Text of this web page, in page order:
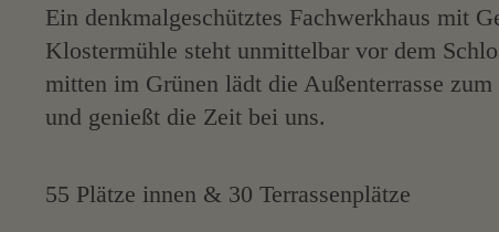
Ein denkmalgeschütztes Fachwerkhaus mit
Klostermühle steht unmittelbar vor dem
mitten im Grünen lädt die Außenterrasse
und genießt die Zeit bei uns.
55 Plätze innen & 30 Terrassenplätze